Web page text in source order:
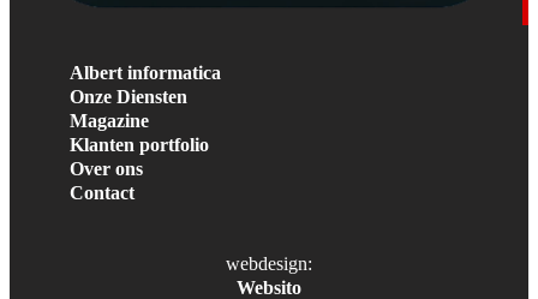
Albert informatica
Onze Diensten
Magazine
Klanten portfolio
Over ons
Contact
webdesign:
Websito